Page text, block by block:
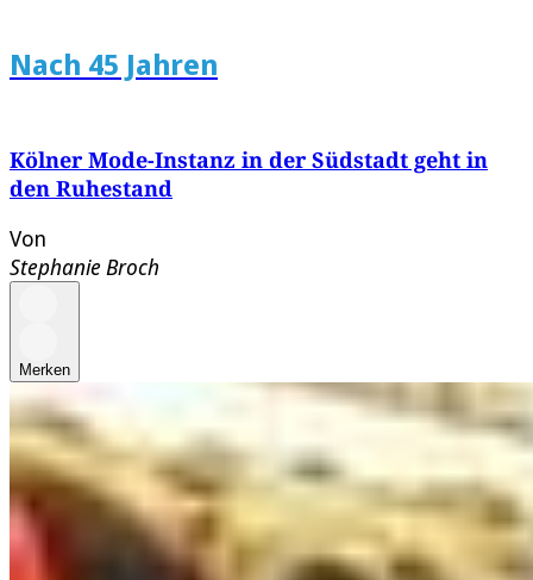
Nach 45 Jahren
Kölner Mode-Instanz in der Südstadt geht in
den Ruhestand
Von
Stephanie Broch
Merken